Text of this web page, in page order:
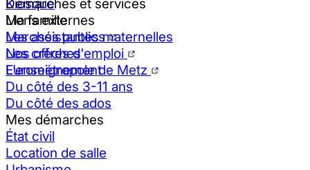
Kiosque
Liens externes
Marchés publics
Nos offres d'emploi
Eurométropole de Metz
Démarches et services
Ma famille
Les assistantes maternelles
Les crèches
L’enseignement
Du côté des 3-11 ans
Du côté des ados
Mes démarches
État civil
Location de salle